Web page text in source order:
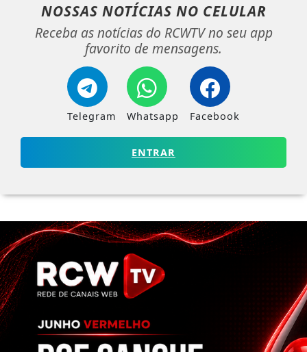
NOSSAS NOTÍCIAS NO CELULAR
Receba as notícias do RCWTV no seu app
favorito de mensagens.
Telegram Whatsapp Facebook
ENTRAR